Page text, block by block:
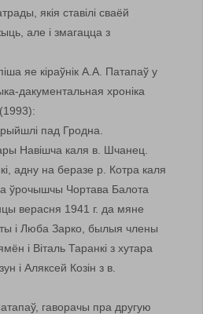
якія ставілі сваёй
але і змагацца з
яе кіраўнік А.А. Патапаў у
дакументальная хроніка
пад Гродна.
Навішча каля в. Шчанец.
адну на беразе р. Котра каля
ўрочышчы Чортава Балота
верасня 1941 г. да мяне
і Люба Зарко, былыя члены
і Віталь Таранкі з хутара
і Аляксей Козін з в.
гаворачы пра другую